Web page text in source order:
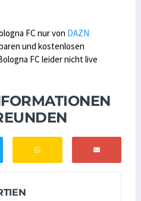
FC nur von DAZN
und kostenlosen
FC leider nicht live